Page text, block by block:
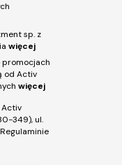
sp. z
więcej
promocjach
od Activ
więcej
Activ
349), ul.